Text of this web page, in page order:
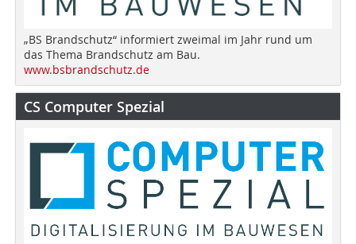
„BS Brandschutz“ informiert zweimal im Jahr rund um
das Thema Brandschutz am Bau.
www.bsbrandschutz.de
CS Computer Spezial